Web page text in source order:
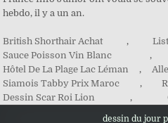
British Shorthair Achat ,
Sauce Poisson Vin Blanc
,
Hôtel De La Plage Lac Léman
,
Siamois Tabby Prix Maroc
,
Dessin Scar Roi Lion
,
dessin du jour